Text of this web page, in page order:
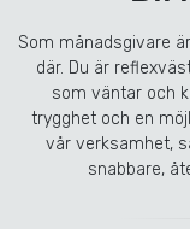
Som månadsgivare
där. Du är
som väntar och
trygghet och en
vår verksamhet,
snabbare,